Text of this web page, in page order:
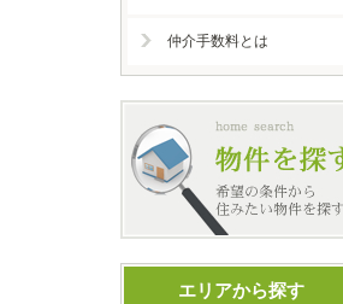
仲介手数料とは
エリアから探す